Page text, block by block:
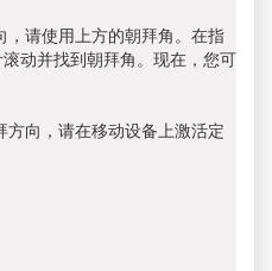
请使用上方的朝拜角。在指
动并找到朝拜角。现在，您可
向，请在移动设备上激活定